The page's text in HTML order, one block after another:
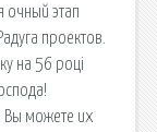
очный этап
проектов.
на 56 році
Вы можете их